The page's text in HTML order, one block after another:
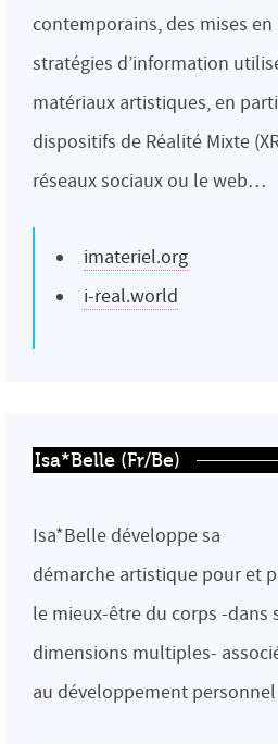
contemporains, des mises en
stratégies d’information
matériaux artistiques, en
dispositifs de Réalité Mixte
réseaux sociaux ou le web…
imateriel.org
i-real.world
Isa*Belle (Fr/Be)
Isa*Belle développe sa
démarche artistique pour et
le mieux-être du corps -dans
dimensions multiples-
au développement